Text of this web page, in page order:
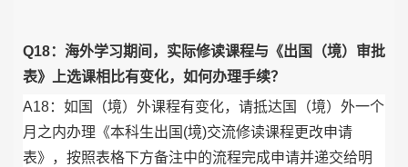
Q18：海外学习期间，实际修读课程与《出国（境）审批
表》上选课相比有变化，如何办理手续？
A18：如国（境）外课程有变化，请抵达国（境）外一个
月之内办理《本科生出国(境)交流修读课程更改申请
表》，按照表格下方备注中的流程完成申请并递交给明